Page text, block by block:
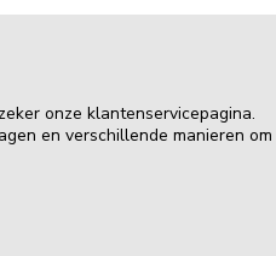
onze klantenservicepagina.
en verschillende manieren om